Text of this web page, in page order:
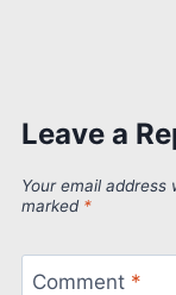
Leave a
Your email address
marked *
Comment *